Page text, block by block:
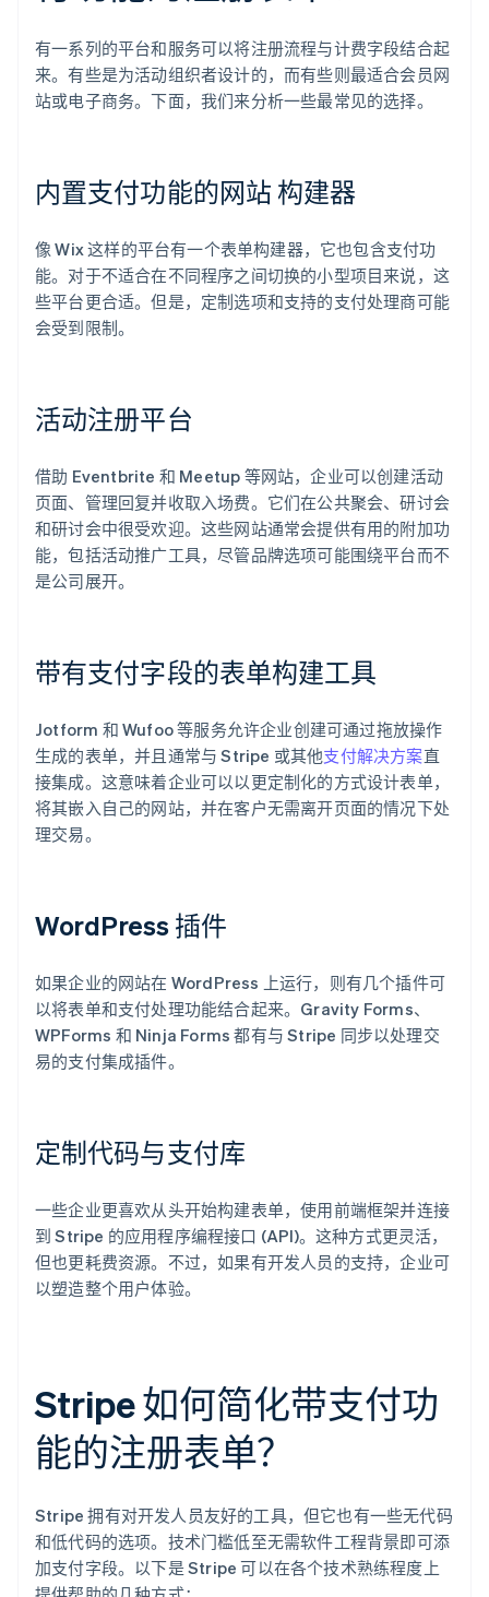
有一系列的平台和服务可以将注册流程与计费字段结合起
来。有些是为活动组织者设计的，而有些则最适合会员网
站或电子商务。下面，我们来分析一些最常见的选择。
内置支付功能的网站 构建器
像 Wix 这样的平台有一个表单构建器，它也包含支付功
能。对于不适合在不同程序之间切换的小型项目来说，这
些平台更合适。但是，定制选项和支持的支付处理商可能
会受到限制。
活动注册平台
借助 Eventbrite 和 Meetup 等网站，企业可以创建活动
页面、管理回复并收取入场费。它们在公共聚会、研讨会
和研讨会中很受欢迎。这些网站通常会提供有用的附加功
能，包括活动推广工具，尽管品牌选项可能围绕平台而不
是公司展开。
带有支付字段的表单构建工具
Jotform 和 Wufoo 等服务允许企业创建可通过拖放操作
生成的表单，并且通常与 Stripe 或其他支付解决方案直
接集成。这意味着企业可以以更定制化的方式设计表单，
将其嵌入自己的网站，并在客户无需离开页面的情况下处
理交易。
WordPress 插件
如果企业的网站在 WordPress 上运行，则有几个插件可
以将表单和支付处理功能结合起来。Gravity Forms、
WPForms 和 Ninja Forms 都有与 Stripe 同步以处理交
易的支付集成插件。
定制代码与支付库
一些企业更喜欢从头开始构建表单，使用前端框架并连接
到 Stripe 的应用程序编程接口 (API)。这种方式更灵活，
但也更耗费资源。不过，如果有开发人员的支持，企业可
以塑造整个用户体验。
Stripe 如何简化带支付功
能的注册表单？
Stripe 拥有对开发人员友好的工具，但它也有一些无代码
和低代码的选项。技术门槛低至无需软件工程背景即可添
加支付字段。以下是 Stripe 可以在各个技术熟练程度上